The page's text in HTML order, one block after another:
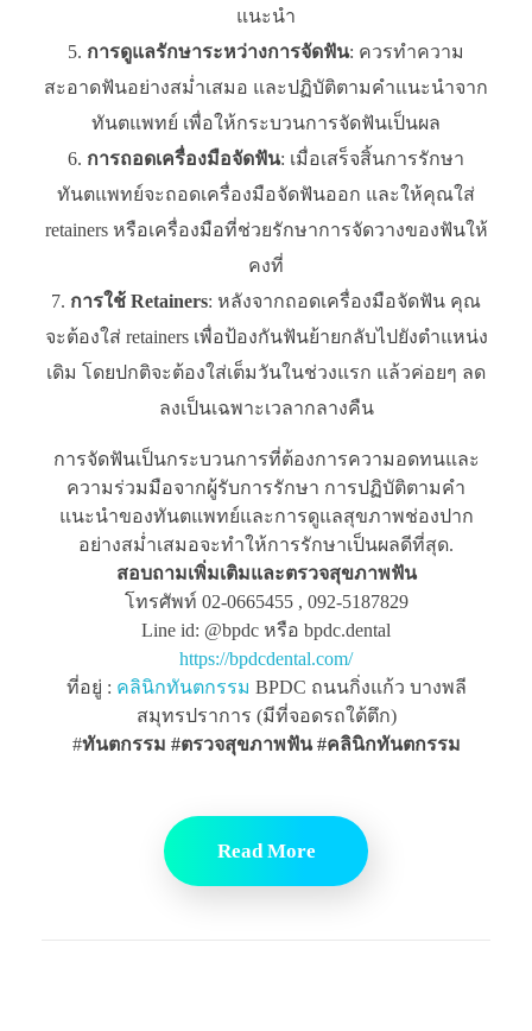
แนะนำ
การดูแลรักษาระหว่างการจัดฟัน: ควรทำความ
สะอาดฟันอย่างสม่ำเสมอ และปฏิบัติตามคำแนะนำจาก
ทันตแพทย์ เพื่อให้กระบวนการจัดฟันเป็นผล
การถอดเครื่องมือจัดฟัน: เมื่อเสร็จสิ้นการรักษา
ทันตแพทย์จะถอดเครื่องมือจัดฟันออก และให้คุณใส่
retainers หรือเครื่องมือที่ช่วยรักษาการจัดวางของฟันให้
คงที่
การใช้ Retainers: หลังจากถอดเครื่องมือจัดฟัน คุณ
จะต้องใส่ retainers เพื่อป้องกันฟันย้ายกลับไปยังตำแหน่ง
เดิม โดยปกติจะต้องใส่เต็มวันในช่วงแรก แล้วค่อยๆ ลด
ลงเป็นเฉพาะเวลากลางคืน
การจัดฟันเป็นกระบวนการที่ต้องการความอดทนและ
ความร่วมมือจากผู้รับการรักษา การปฏิบัติตามคำ
แนะนำของทันตแพทย์และการดูแลสุขภาพช่องปาก
อย่างสม่ำเสมอจะทำให้การรักษาเป็นผลดีที่สุด.
สอบถามเพิ่มเติมและตรวจสุขภาพฟัน
โทรศัพท์ 02-0665455 , 092-5187829
Line id: @bpdc หรือ bpdc.dental
https://bpdcdental.com/
ที่อยู่ : คลินิกทันตกรรม BPDC ถนนกิ่งแก้ว บางพลี
สมุทรปราการ (มีที่จอดรถใต้ตึก)
#ทันตกรรม #ตรวจสุขภาพฟัน #คลินิกทันตกรรม
Read More